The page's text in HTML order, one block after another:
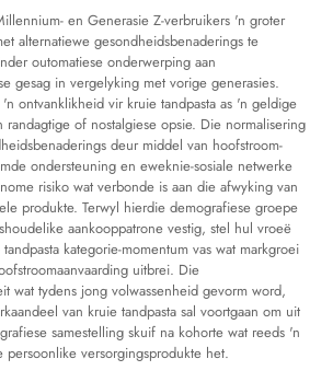
en Generasie Z-verbruikers 'n groter
alternatiewe gesondheidsbenaderings te
outomatiese onderwerping aan
gesag in vergelyking met vorige generasies.
ontvanklikheid vir kruie tandpasta as 'n geldige
randagtige of nostalgiese opsie. Die normalisering
deur middel van hoofstroom-
ondersteuning en eweknie-sosiale netwerke
risiko wat verbonde is aan die afwyking van
produkte. Terwyl hierdie demografiese groepe
aankooppatrone vestig, stel hul vroeë
kategorie-momentum vas wat markgroei
uitbrei. Die
wat tydens jong volwassenheid gevorm word,
van kruie tandpasta sal voortgaan om uit
samestelling skuif na kohorte wat reeds 'n
versorgingsprodukte het.